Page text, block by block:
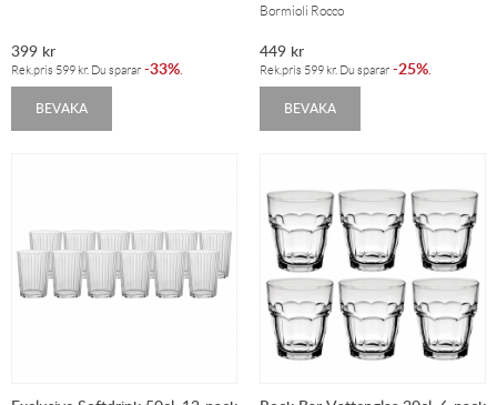
399 kr
Rek.pris 599 kr. Du sparar -33%.
BEVAKA
Bormioli Rocco
449 kr
Rek.pris 599 kr. Du sparar -25%.
BEVAKA